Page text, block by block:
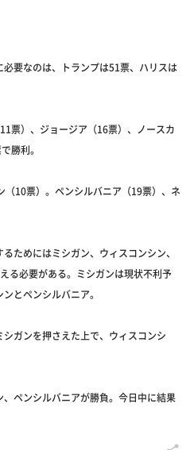
要なのは、トランプは51票、ハリスは
票）、ジョージア（16票）、ノースカ
勝利。
（10票）。ペンシルバニア（19票）、ネ
ためにはミシガン、ウィスコンシン、
る必要がある。ミシガンは現状不利予
とペンシルバニア。
ガンを押さえた上で、ウィスコンシ
ペンシルバニアが勝負。今日中に結果